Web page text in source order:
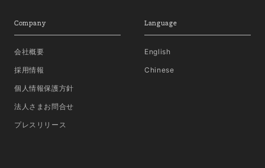
Company
会社概要
採用情報
個人情報保護方針
法人さまお問合せ
プレスリリース
Language
English
Chinese